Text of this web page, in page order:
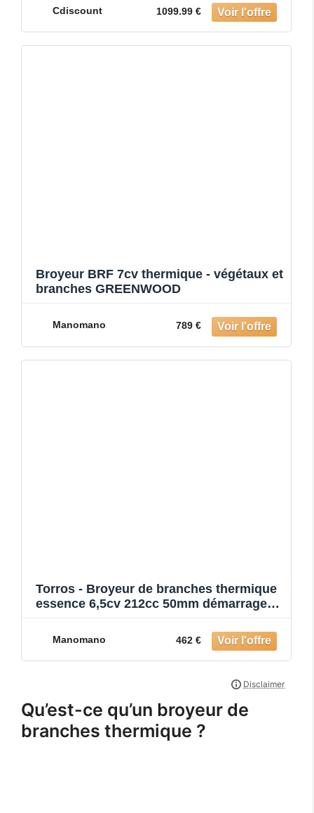
Cdiscount 1099.99 €
Broyeur BRF 7cv thermique - végétaux et
branches GREENWOOD
Manomano 789 €
Torros - Broyeur de branches thermique
essence 6,5cv 212cc 50mm démarrage
Manomano 462 €
Qu’est-ce qu’un broyeur de
branches thermique ?